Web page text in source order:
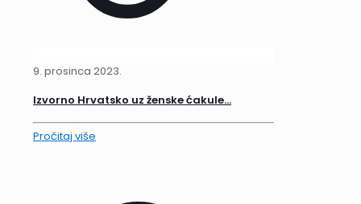
9. prosinca 2023.
Izvorno Hrvatsko uz ženske ćakule…
Pročitaj više